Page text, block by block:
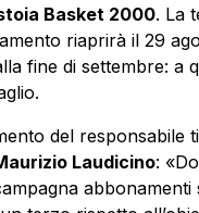
Basket 2000. La
riaprirà il 29
fine di settembre: a
del responsabile
Laudicino:
abbonamenti